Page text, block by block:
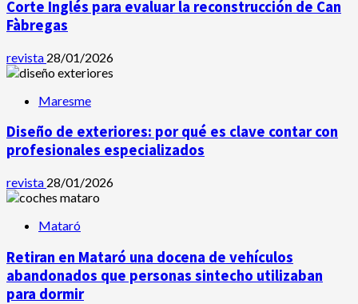
Corte Inglés para evaluar la reconstrucción de Can
Fàbregas
revista 28/01/2026
Maresme
Diseño de exteriores: por qué es clave contar con
profesionales especializados
revista 28/01/2026
Mataró
Retiran en Mataró una docena de vehículos
abandonados que personas sintecho utilizaban
para dormir